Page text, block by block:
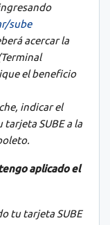
sube
acercar la
el beneficio
indicar el
SUBE a la
aplicado el
tu tarjeta SUBE